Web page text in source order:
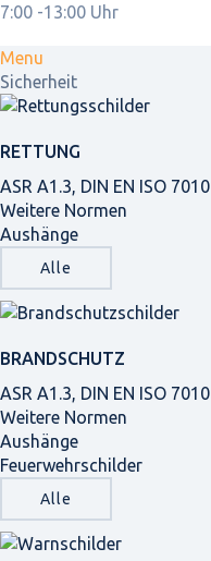
7:00 -13:00 Uhr
Menu
Sicherheit
RETTUNG
ASR A1.3, DIN EN ISO 7010
Weitere Normen
Aushänge
Alle
BRANDSCHUTZ
ASR A1.3, DIN EN ISO 7010
Weitere Normen
Aushänge
Feuerwehrschilder
Alle